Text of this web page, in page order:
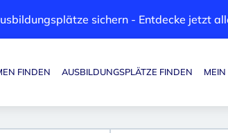
sichern - Entdecke jetzt
Haupt-
FINDEN AUSBILDUNGSPLÄTZE FINDEN